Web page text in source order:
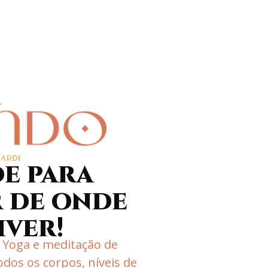
para
onde
e meditação de
os corpos, níveis de